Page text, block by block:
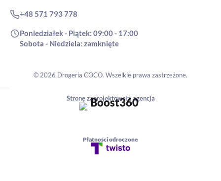
+48 571 793 778
Poniedziałek - Piątek: 09:00 - 17:00
Sobota - Niedziela: zamknięte
© 2026 Drogeria COCO. Wszelkie prawa zastrzeżone.
Stronę zaprojektowała agencja
Płatności odroczone